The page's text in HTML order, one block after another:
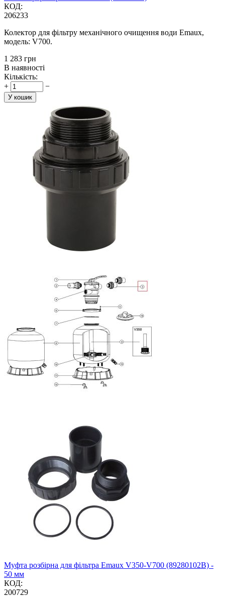
КОД:
206233
Колектор для фільтру механічного очищення води Emaux,
модель: V700.
‍1 283‍ грн
В наявності
Кількість:
+
−
У кошик
Муфта розбірна для фільтра Emaux V350-V700 (89280102B) -
50 мм
КОД:
200729